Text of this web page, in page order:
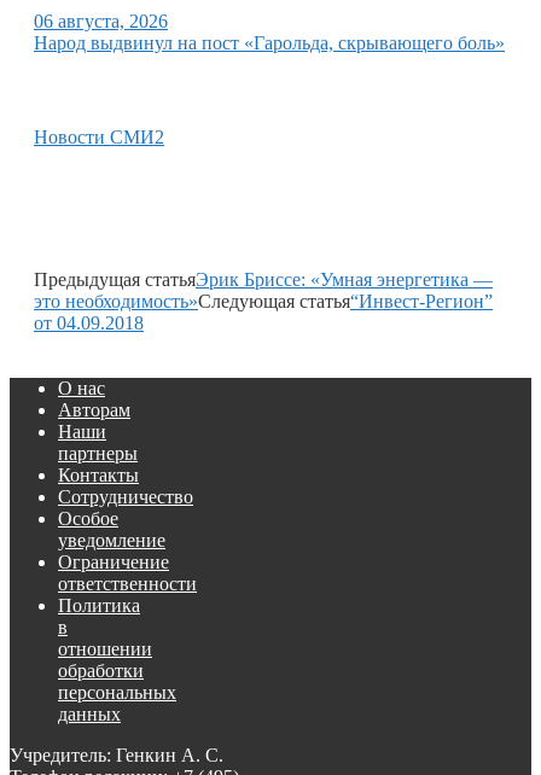
06 августа, 2026
Народ выдвинул на пост «Гарольда, скрывающего боль»
Новости СМИ2
Предыдущая статьяЭрик Бриссе: «Умная энергетика —
это необходимость»Следующая статья“Инвест-Регион”
от 04.09.2018
О нас
Авторам
Наши
партнеры
Контакты
Сотрудничество
Особое
уведомление
Ограничение
ответственности
Политика
в
отношении
обработки
персональных
данных
Учредитель: Генкин А. С.